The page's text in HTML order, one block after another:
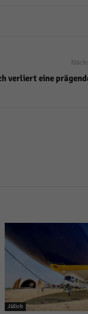
verliert eine
Jülich
werden, bedarf